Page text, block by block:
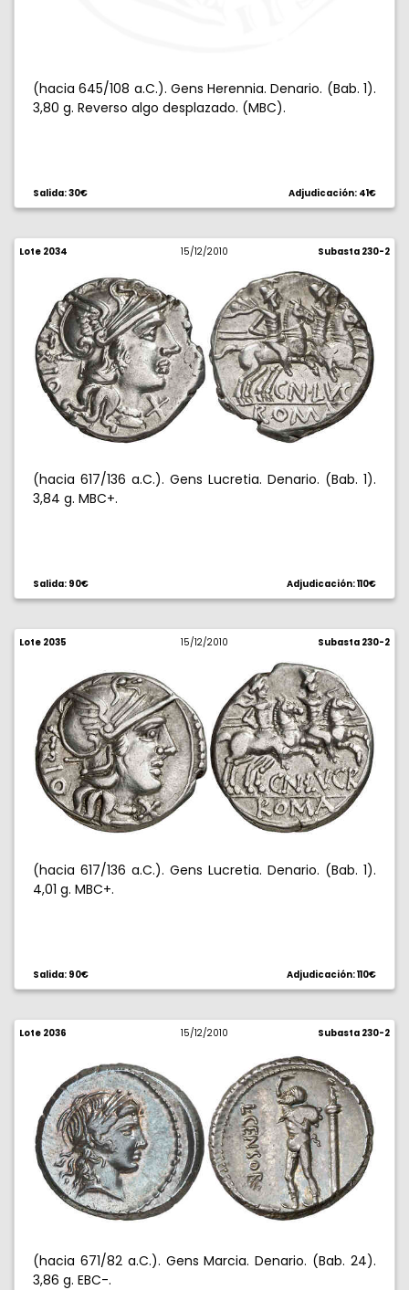
(hacia 645/108 a.C.). Gens Herennia. Denario. (Bab. 1).
3,80 g. Reverso algo desplazado. (MBC).
Salida: 30€ Adjudicación: 41€
Lote 2034 15/12/2010 Subasta 230-2
(hacia 617/136 a.C.). Gens Lucretia. Denario. (Bab. 1).
3,84 g. MBC+.
Salida: 90€ Adjudicación: 110€
Lote 2035 15/12/2010 Subasta 230-2
(hacia 617/136 a.C.). Gens Lucretia. Denario. (Bab. 1).
4,01 g. MBC+.
Salida: 90€ Adjudicación: 110€
Lote 2036 15/12/2010 Subasta 230-2
(hacia 671/82 a.C.). Gens Marcia. Denario. (Bab. 24).
3,86 g. EBC-.